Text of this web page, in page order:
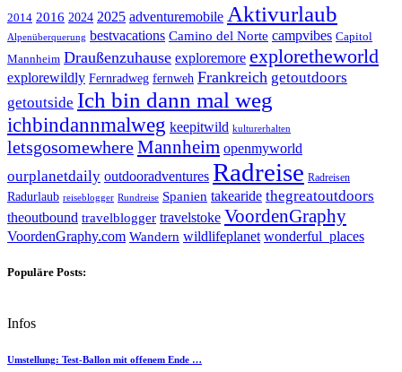
2014 2016 2024 2025 adventuremobile Aktivurlaub
Alpenüberquerung bestvacations Camino del Norte campvibes Capitol
Mannheim Draußenzuhause exploremore exploretheworld
explorewildly Fernradweg fernweh Frankreich getoutdoors
getoutside Ich bin dann mal weg
ichbindannmalweg keepitwild kulturerhalten
letsgosomewhereMannheim openmyworld
ourplanetdaily outdooradventures Radreise Radreisen
Radurlaub reiseblogger Rundreise Spanien takearide thegreatoutdoors
theoutbound travelblogger travelstoke VoordenGraphy
VoordenGraphy.com Wandern wildlifeplanet wonderful_places
Populäre Posts:
Infos
Umstellung: Test-Ballon mit offenem Ende …